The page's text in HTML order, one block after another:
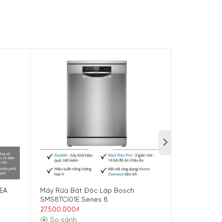
Máy Rửa Bát Độc Lập Bosch
SMS8TCI01E Series 8
27.500.000₫
So sánh